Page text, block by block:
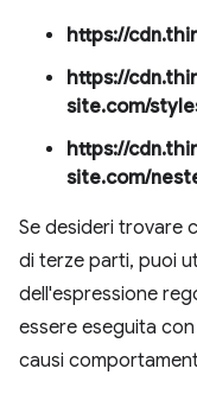
https://
https://
site.com/
https://
site.com/
Se desideri trovare
di terze parti, puoi
dell'espressione
essere eseguita
causi